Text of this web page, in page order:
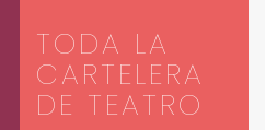
TODA LA
CARTELERA
DE TEATRO